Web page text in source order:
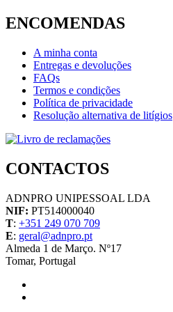
ENCOMENDAS
A minha conta
Entregas e devoluções
FAQs
Termos e condições
Política de privacidade
Resolução alternativa de litígios
CONTACTOS
ADNPRO UNIPESSOAL LDA
NIF: PT514000040
T: +351 249 070 709
E: geral@adnpro.pt
Almeda 1 de Março. Nº17
Tomar, Portugal